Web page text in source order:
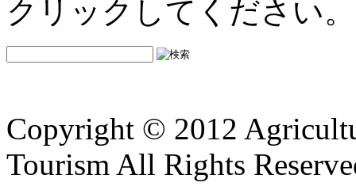
クリックしてください。
Copyright © 2012
Tourism All Rights